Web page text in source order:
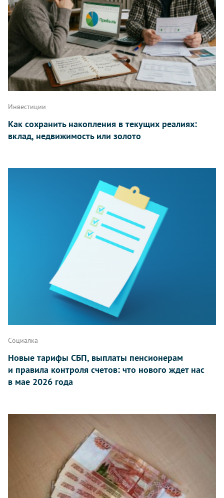
Инвестиции
Как сохранить накопления в текущих реалиях:
вклад, недвижимость или золото
Социалка
Новые тарифы СБП, выплаты пенсионерам
и правила контроля счетов: что нового ждет нас
в мае 2026 года